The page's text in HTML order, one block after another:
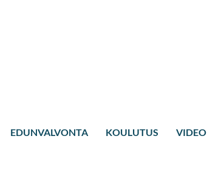
EDUNVALVONTA KOULUTUS VIDEO